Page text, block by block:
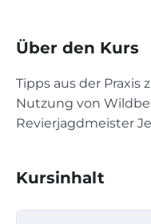
Über den Kurs
Tipps aus der
Nutzung von
Revierjagdmeister
Kursinhalt